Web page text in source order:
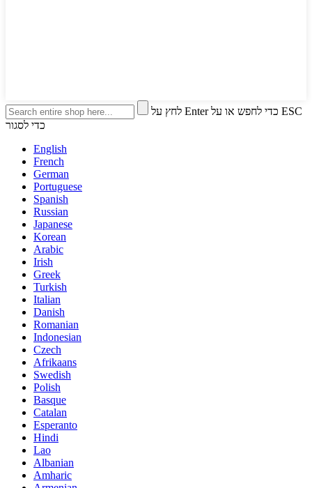
לחץ על Enter כדי לחפש או על ESC
כדי לסגור
English
French
German
Portuguese
Spanish
Russian
Japanese
Korean
Arabic
Irish
Greek
Turkish
Italian
Danish
Romanian
Indonesian
Czech
Afrikaans
Swedish
Polish
Basque
Catalan
Esperanto
Hindi
Lao
Albanian
Amharic